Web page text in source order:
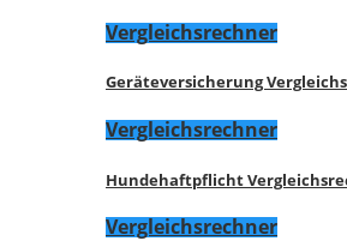
Vergleichsrechner
Geräteversicherung
Vergleichsrechner
Hundehaftpflicht
Vergleichsrechner